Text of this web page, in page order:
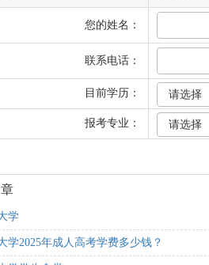
您的姓名：
联系电话：
目前学历：
报考专业：
学
学2025年成人高考学费多少钱？